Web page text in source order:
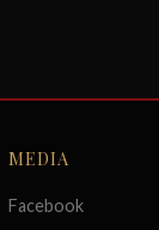
MEDIA
Facebook